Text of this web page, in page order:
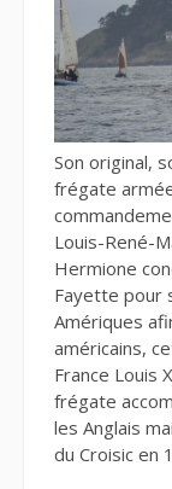
Son original,
frégate
Louis-René-
Hermione
Fayette pour
Amériques
américains,
France Louis
frégate
les Anglais
du Croisic en